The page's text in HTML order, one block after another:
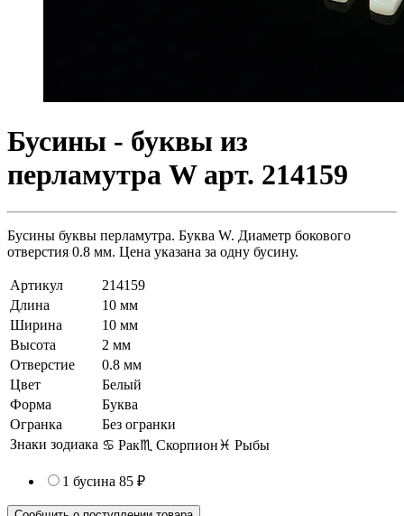
Бусины - буквы из
перламутра W арт. 214159
Бусины буквы перламутра. Буква W. Диаметр бокового
отверстия 0.8 мм. Цена указана за одну бусину.
Артикул
214159
Длина
10 мм
Ширина
10 мм
Высота
2 мм
Отверстие
0.8 мм
Цвет
Белый
Форма
Буква
Огранка
Без огранки
Знаки зодиака ♋ Рак♏ Скорпион♓ Рыбы
1 бусина 85 ₽